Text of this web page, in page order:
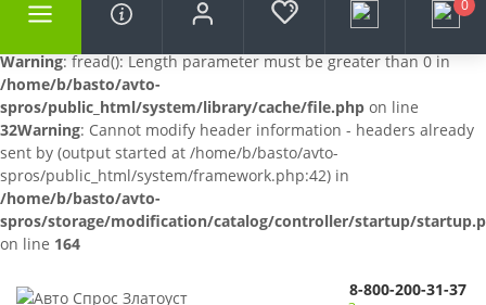
Warning: fread(): Length parameter must be greater than 0 in
/home/b/basto/avto-
spros/public_html/system/library/cache/file.php on line
32Warning: Cannot modify header information - headers already
sent by (output started at /home/b/basto/avto-
spros/public_html/system/framework.php:42) in
/home/b/basto/avto-
spros/storage/modification/catalog/controller/startup/
on line 164
0
8-800-200-31-37